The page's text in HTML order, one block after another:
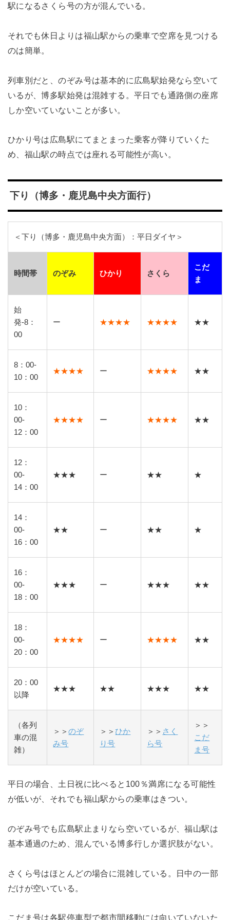
駅になるさくら号の方が混んでいる。
それでも休日よりは福山駅からの乗車で空席を見つける
のは簡単。
列車別だと、のぞみ号は基本的に広島駅始発なら空いて
いるが、博多駅始発は混雑する。平日でも通路側の座席
しか空いていないことが多い。
ひかり号は広島駅にてまとまった乗客が降りていくた
め、福山駅の時点では座れる可能性が高い。
下り（博多・鹿児島中央方面行）
＜下り（博多・鹿児島中央方面）：平日ダイヤ＞
時間帯 のぞみ ひかり さくら
こだ
ま
始
発-8：
00
ー ★★★★ ★★★★ ★★
8：00-
10：00
★★★★ ー ★★★★ ★★
10：
00-
12：00
★★★★ ー ★★★★ ★★
12：
00-
14：00
★★★ ー ★★ ★
14：
00-
16：00
★★ ー ★★ ★
16：
00-
18：00
★★★ ー ★★★ ★★
18：
00-
20：00
★★★★ ー ★★★★ ★★
20：00
以降
★★★ ★★ ★★★ ★★
（各列
車の混
雑）
＞＞のぞ
み号
＞＞ひか
り号
＞＞ さく
ら号
＞＞
こだ
ま号
平日の場合、土日祝に比べると100％満席になる可能性
が低いが、それでも福山駅からの乗車はきつい。
のぞみ号でも広島駅止まりなら空いているが、福山駅は
基本通過のため、混んでいる博多行しか選択肢がない。
さくら号はほとんどの場合に混雑している。日中の一部
だけが空いている。
こだま号は各駅停車型で都市間移動には向いていないた